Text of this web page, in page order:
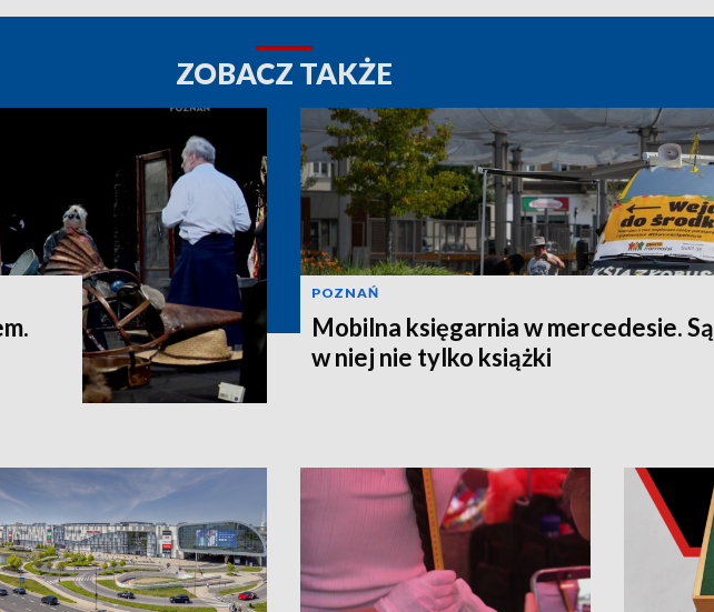
ZOBACZ TAKŻE
POZNAŃ
Mobilna księgarnia w mercedesie. Są
w niej nie tylko książki